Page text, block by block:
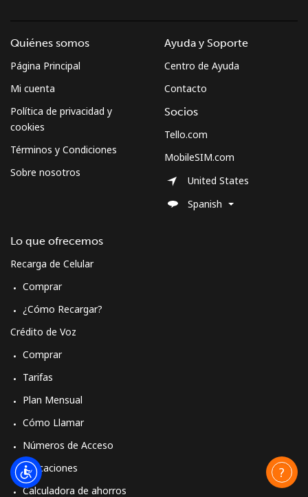
Quiénes somos
Página Principal
Mi cuenta
Política de privacidad y
cookies
Términos y Condiciones
Sobre nosotros
Lo que ofrecemos
Recarga de Celular
Comprar
¿Cómo Recargar?
Crédito de Voz
Comprar
Tarifas
Plan Mensual
Cómo Llamar
Números de Acceso
Aplicaciones
Calculadora de ahorros
Ayuda y Soporte
Centro de Ayuda
Contacto
Socios
Tello.com
MobileSIM.com
United States
Spanish